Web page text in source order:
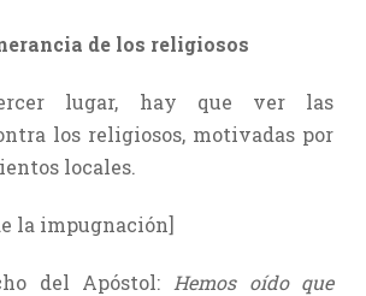
de los religiosos
lugar, hay que ver las
los religiosos, motivadas por
locales.
la impugnación]
del Apóstol: Hemos oído que